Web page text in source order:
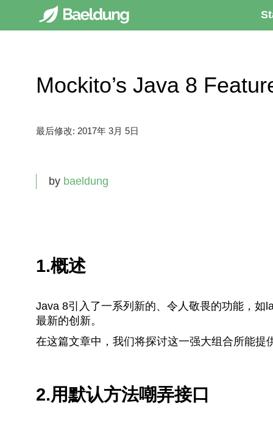
Mockito’s Java 8
最后修改: 2017年 3月 5日
by baeldung
1.概述
Java 8引入了一系列新的、令人敬畏的功能，如
最新的创新。
在这篇文章中，我们将探讨这一强大组合所能提
2.用默认方法嘲弄接口